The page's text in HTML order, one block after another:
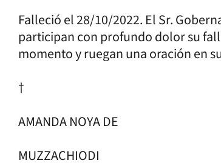
Falleció el 28/10/2022. El Sr.
participan con profundo dolor su
momento y ruegan una oración en
†
AMANDA NOYA DE
MUZZACHIODI